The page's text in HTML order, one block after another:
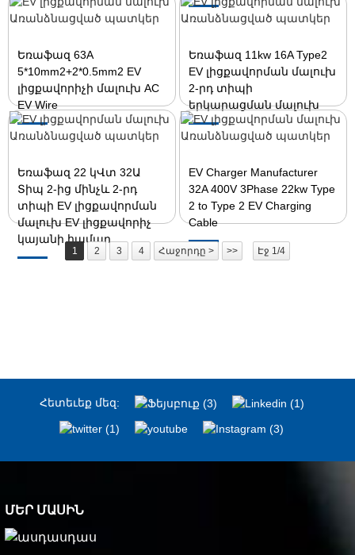
Եռաֆազ 63A
5*10mm2+2*0.5mm2 EV
լիցքավորիչի մալուխ AC
EV Wire
Եռաֆազ 11kw 16A Type2
EV լիցքավորման մալուխ
2-րդ տիպի
երկարացման մալուխ
Եռաֆազ 22 կՎտ 32Ա
Տիպ 2-ից մինչև 2-րդ
տիպի EV լիցքավորման
մալուխ EV լիցքավորիչ
կայանի համար
EV Charger Manufacturer
32A 400V 3Phase 22kw Type
2 to Type 2 EV Charging
Cable
1 2 3 4 Հաջորդը > >> Էջ 1/4
Հետեւեք մեզ:
ՄԵՐ ՄԱՍԻՆ